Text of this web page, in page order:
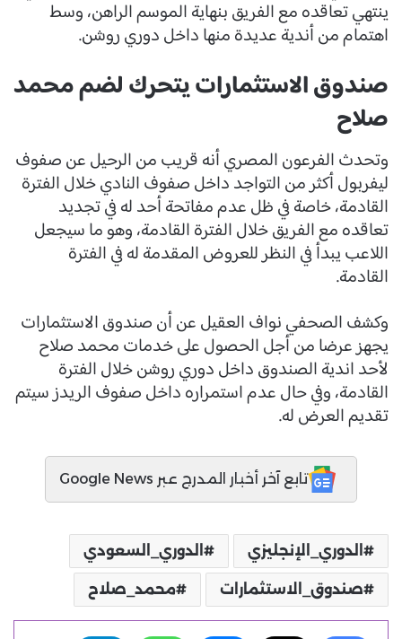
ينتهي تعاقده مع الفريق بنهاية الموسم الراهن، وسط
اهتمام من أندية عديدة منها داخل دوري روشن.
صندوق الاستثمارات يتحرك لضم محمد
صلاح
وتحدث الفرعون المصري أنه قريب من الرحيل عن صفوف
ليفربول أكثر من التواجد داخل صفوف النادي خلال الفترة
القادمة، خاصة في ظل عدم مفاتحة أحد له في تجديد
تعاقده مع الفريق خلال الفترة القادمة، وهو ما سيجعل
اللاعب يبدأ في النظر للعروض المقدمة له في الفترة
القادمة.
وكشف الصحفي نواف العقيل عن أن صندوق الاستثمارات
يجهز عرضا من أجل الحصول على خدمات محمد صلاح
لأحد اندية الصندوق داخل دوري روشن خلال الفترة
القادمة، وفي حال عدم استمراره داخل صفوف الريدز سيتم
تقديم العرض له.
تابع آخر أخبار المدرج عبر Google News
الدوري_الإنجليزي الدوري_السعودي
صندوق_الاستثمارات محمد_صلاح